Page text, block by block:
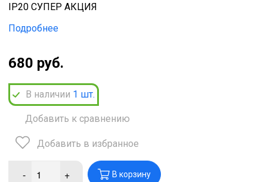
IP20 СУПЕР АКЦИЯ
Подробнее
680 руб.
В наличии 1 шт.
Добавить к сравнению
Добавить в избранное
- + В корзину